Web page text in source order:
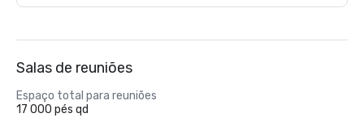
Salas de reuniões
Espaço total para reuniões
17 000 pés qd